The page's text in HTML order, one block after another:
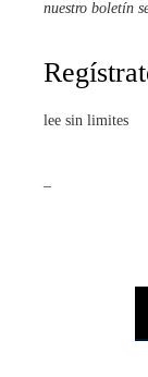
nuestro boletín
lee sin limites